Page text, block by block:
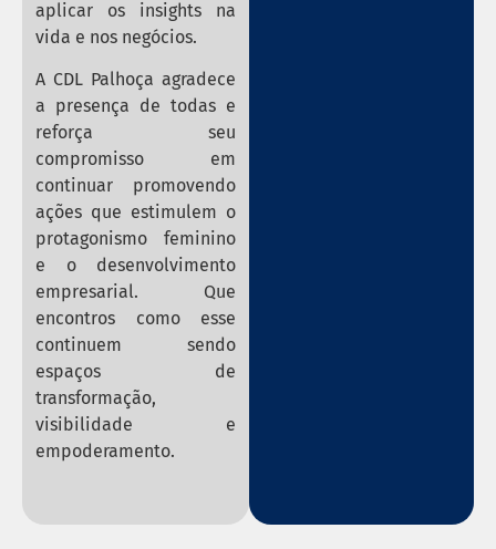
aplicar os insights na
vida e nos negócios.
A CDL Palhoça agradece
a presença de todas e
reforça seu
compromisso em
continuar promovendo
ações que estimulem o
protagonismo feminino
e o desenvolvimento
empresarial. Que
encontros como esse
continuem sendo
espaços de
transformação,
visibilidade e
empoderamento.